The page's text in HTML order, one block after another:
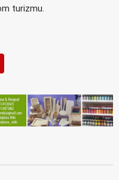
turizmu.